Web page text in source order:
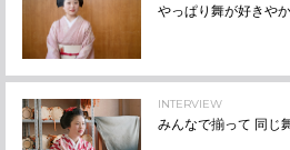
やっぱり舞が好きや
INTERVIEW
みんなで揃って 同じ